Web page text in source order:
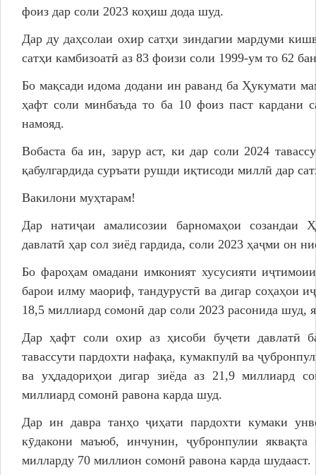
фоиз дар соли 2023 коҳиш дода шуд.
Дар ду даҳсолаи охир сатҳи зиндагии мардуми
сатҳи камбизоатӣ аз 83 фоизи соли 1999-ум то 62
Бо мақсади идома додани ин раванд ба Ҳукумати
ҳафт соли минбаъда то ба 10 фоиз паст кардани
намояд.
Вобаста ба ин, зарур аст, ки дар соли 2024
қабулгардида суръати рушди иқтисоди миллӣ дар
Вакилони муҳтарам!
Дар натиҷаи амалисозии барномаҳои созандаи
давлатӣ ҳар сол зиёд гардида, соли 2023 ҳаҷми он
Бо фароҳам омадани имконият хусусияти
барои илму маориф, тандурустӣ ва дигар соҳаҳои
18,5 миллиард сомонӣ дар соли 2023 расонида шуд,
Дар ҳафт соли охир аз ҳисоби буҷети давлатӣ
тавассути пардохти нафақа, кумакпулӣ ва
ва уҳдадориҳои дигар зиёда аз 21,9 миллиард
миллиард сомонӣ равона карда шуд.
Дар ин давра танҳо ҷиҳати пардохти кумаки
кӯдакони маъюб, инчунин, ҷубронпулии
милларду 70 миллион сомонӣ равона карда шудааст.